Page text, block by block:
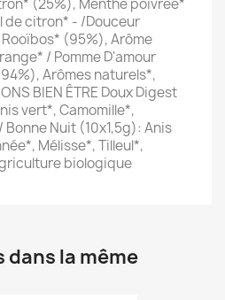
(25%), Menthe poivrée*
de citron* - /Douceur
(95%), Arôme
/ Pomme D'amour
Arômes naturels*,
BIEN ÊTRE Doux Digest
vert*, Camomille*,
Nuit (10x1,5g): Anis
Mélisse*, Tilleul*,
biologique
la même